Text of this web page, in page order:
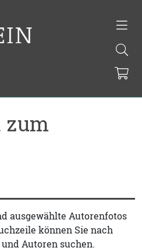
ausgewählte Autorenfotos
können Sie nach
Autoren suchen.